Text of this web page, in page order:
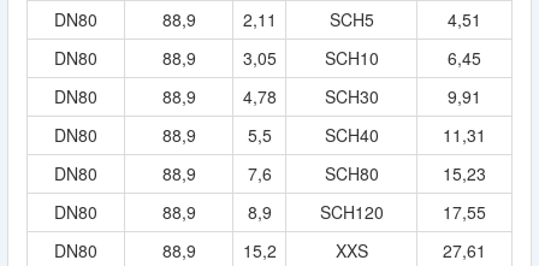
DN80 88,9 2,11 SCH5
4,51
DN80
88,9 3,05 SCH10
6,45
DN80
88,9 4,78 SCH30
9,91
DN80
88,9 5,5 SCH40
11,31
DN80
88,9 7,6 SCH80
15,23
DN80
88,9 8,9 SCH120
17,55
DN80
88,9 15,2 XXS 27,61